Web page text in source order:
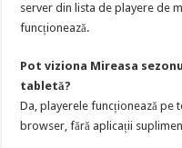
server din lista de playere de
funcționează.
Pot viziona Mireasa
tabletă?
Da, playerele funcționează pe
browser, fără aplicații